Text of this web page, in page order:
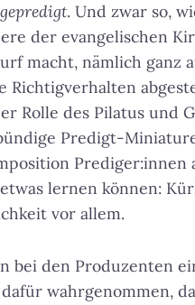
gepredigt. Und zwar so,
der evangelischen
macht, nämlich ganz
Richtigverhalten
Rolle des Pilatus und
Predigt-
Prediger:innen
lernen können:
vor allem.
bei den Produzenten
wahrgenommen,